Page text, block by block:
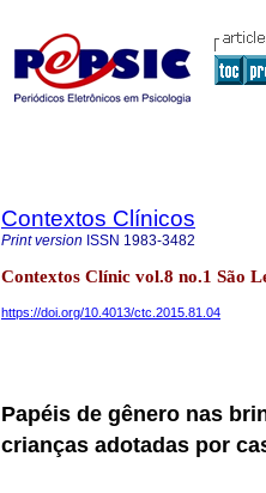
Contextos Clínicos
Print version ISSN 1983-3482
Contextos Clínic vol.8 no.1 São
https://doi.org/10.4013/ctc.2015.81.04
Papéis de gênero nas
crianças adotadas por